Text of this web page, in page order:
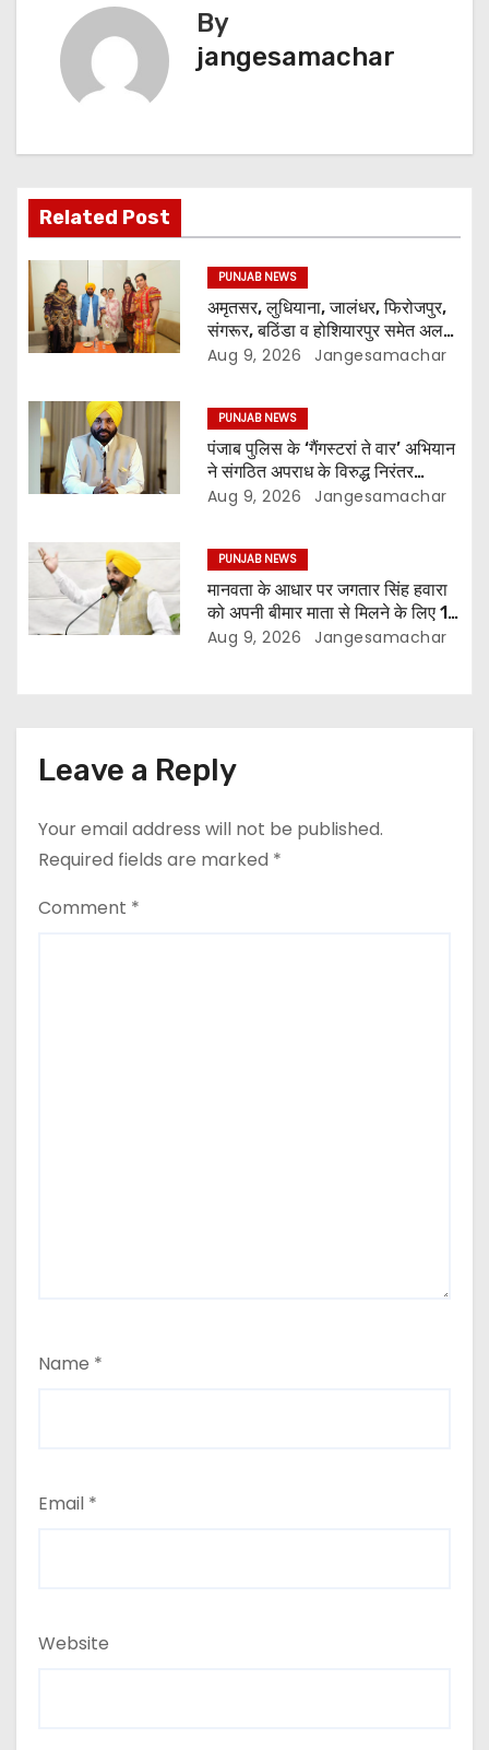
By
jangesamachar
Related Post
PUNJAB NEWS
अमृतसर, लुधियाना, जालंधर, फिरोजपुर,
संगरूर, बठिंडा व होशियारपुर समेत अलग-
अलग स्थानों पर ये शो होगा- भगवंत सिंह
Aug 9, 2026 Jangesamachar
PUNJAB NEWS
पंजाब पुलिस के ‘गैंगस्टरां ते वार’ अभियान
ने संगठित अपराध के विरुद्ध निरंतर
कार्रवाई के 200 दिन पूरे किए ; 1.09
Aug 9, 2026 Jangesamachar
PUNJAB NEWS
मानवता के आधार पर जगतार सिंह हवारा
को अपनी बीमार माता से मिलने के लिए 10
दिन की पैरोल दी जानी चाहिए- मुख्यमंत्री
Aug 9, 2026 Jangesamachar
Leave a Reply
Your email address will not be published.
Required fields are marked *
Comment *
Name *
Email *
Website